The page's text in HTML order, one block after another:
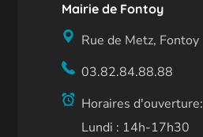
Mairie de Fontoy
Rue de Metz, Fontoy
03.82.84.88.88
Horaires d'ouverture:
Lundi : 14h-17h30